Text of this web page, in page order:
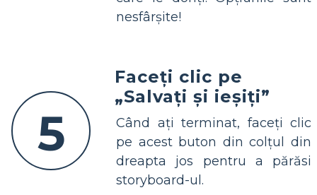
nesfârșite!
5
Faceți clic pe
„Salvați și ieșiți”
Când ați terminat, faceți clic
pe acest buton din colțul din
dreapta jos pentru a părăsi
storyboard-ul.